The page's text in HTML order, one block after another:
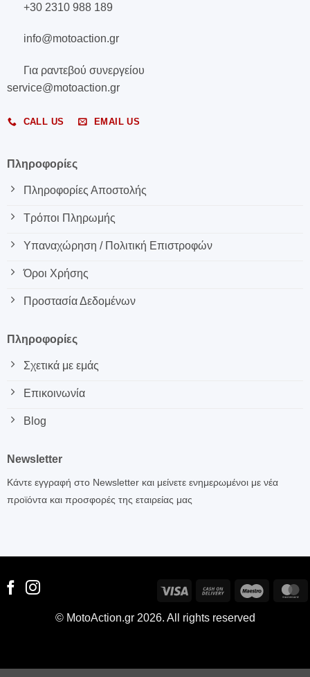
+30 2310 988 189
info@motoaction.gr
Για ραντεβού συνεργείου
service@motoaction.gr
CALL US EMAIL US
Πληροφορίες
Πληροφορίες Αποστολής
Τρόποι Πληρωμής
Υπαναχώρηση / Πολιτική Επιστροφών
Όροι Χρήσης
Προστασία Δεδομένων
Πληροφορίες
Σχετικά με εμάς
Επικοινωνία
Blog
Newsletter
Κάντε εγγραφή στο Newsletter και μείνετε ενημερωμένοι με νέα
προϊόντα και προσφορές της εταιρείας μας
© MotoAction.gr 2026. All rights reserved
Visa
Cash
Delivery
Maestro